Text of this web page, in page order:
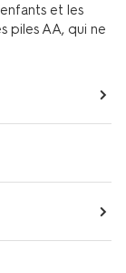
et les
piles AA, qui ne